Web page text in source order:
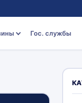
Гос. службы